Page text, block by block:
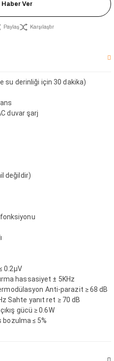
Ver
Paylaş Karşılaştır
su derinliği için 30 dakika)
duvar şarj
değildir)
fonksiyonu
0.2µV
hassasiyet ± 5KHz
Anti-parazit ≥ 68 dB
Sahte yanıt ret ≥ 70 dB
gücü ≥ 0.6W
bozulma ≤ 5%